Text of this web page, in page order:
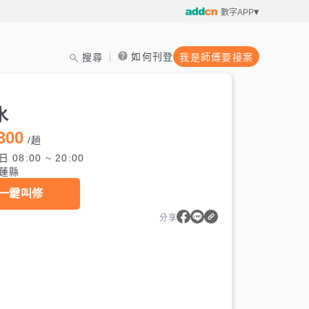
數字APP
搜尋 如何刊登 我是師傅要接案
/趟
08:00 ~ 20:00
縣
鍵叫修
分享